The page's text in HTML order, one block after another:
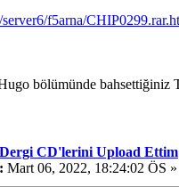
f5arna/
bölümünde
CD'lerini Upload Ettim
Mart 06, 2022, 18:24:02 ÖS »